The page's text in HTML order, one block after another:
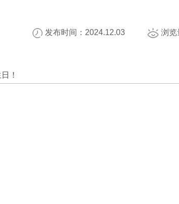
发布时间：2024.12.03 浏览
！